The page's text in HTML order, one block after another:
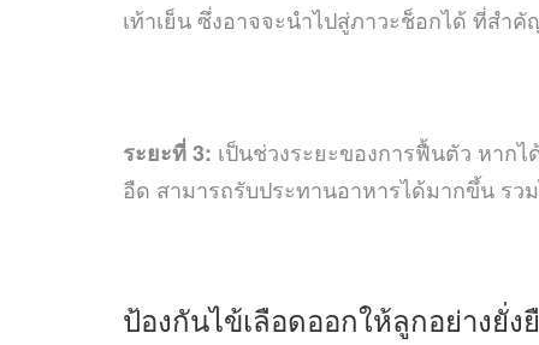
เท้าเย็น ซึ่งอาจจะนำไปสู่ภาวะช็อกได้ ที่ส
ระยะที่ 3: เป็นช่วงระยะของการฟื้นตัว หาก
อืด สามารถรับประทานอาหารได้มากขึ้น ร
ป้องกันไข้เลือดออกให้ลูกอย่างยั่ง